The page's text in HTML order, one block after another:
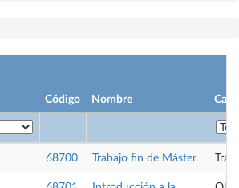
Código Nombre
68700 Trabajo fin de Máster